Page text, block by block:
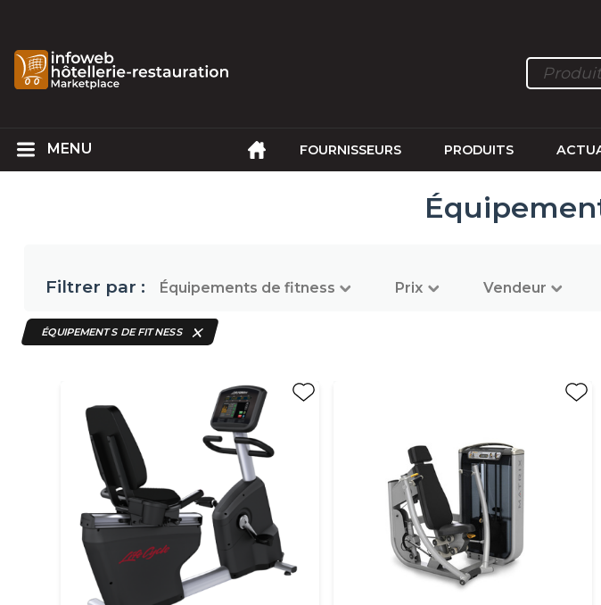
FOURNISSEURS PRODUITS
Filtrer par : Équipements de fitness Prix Vendeur
ÉQUIPEMENTS DE FITNESS